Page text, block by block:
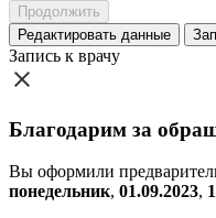
Продолжить
Редактировать данные
Запись к врачу
Благодарим за
Вы оформили
понедельник, 01.09.2023,